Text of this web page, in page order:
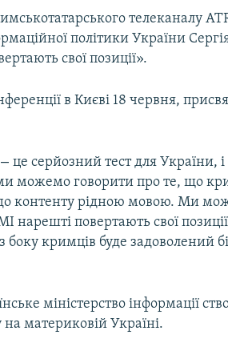
телеканалу
політики України
свої позиції».
в Києві 18 червня,
–це серйозний тест для
ми можемо говорити про те, що
контенту рідною мовою. Ми
нарешті повертають свої
боку кримців буде задоволений
міністерство інформації
материковій Україні.